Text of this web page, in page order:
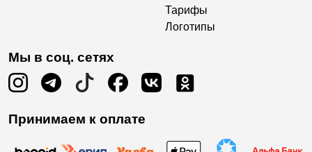
Тарифы
Логотипы
Мы в соц. сетях
Принимаем к оплате